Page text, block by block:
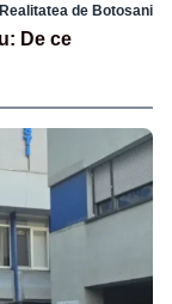
Realitatea de Botosani
De ce